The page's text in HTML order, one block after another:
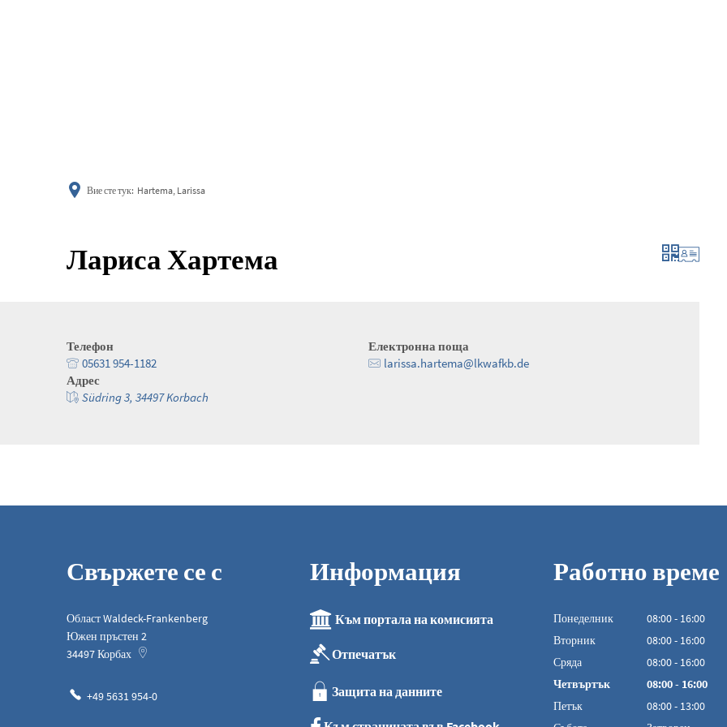
Вие сте тук: Hartema, Larissa
Лариса Хартема
Телефон
05631 954-1182
Електронна поща
larissa.hartema@lkwafkb.de
Адрес
Südring 3, 34497 Korbach
Свържете се с
Област Waldeck-Frankenberg
Южен пръстен 2
34497Корбах
+49 5631 954-0
Информация
Към портала на комисията
Отпечатък
Защита на данните
Работно време
Понеделник 08:00- 16:00
От 08:00 до 16:00
Вторник 08:00- 16:00
От 08:00 до 16:00
Сряда 08:00- 16:00
От 08:00 до 16:00
Четвъртък 08:00- 16:00
От 08:00 до 16:00
Петък 08:00- 13:00
От 08:00 до 13:00